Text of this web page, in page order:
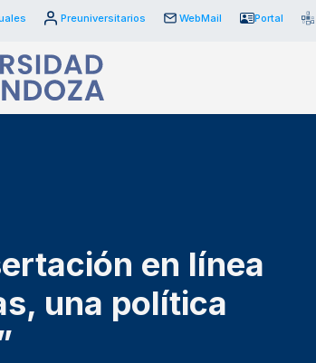
Preuniversitarios WebMail Portal
en línea
una política